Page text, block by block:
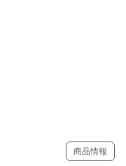
商品情報